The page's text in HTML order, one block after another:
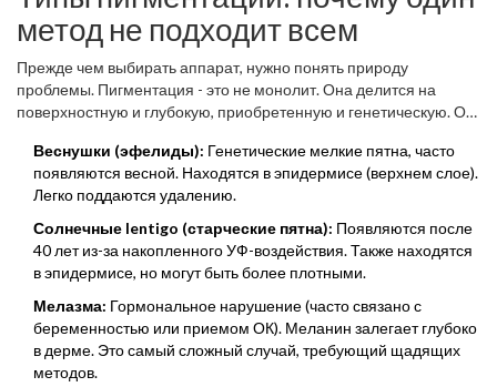
информацию о других эстетических процедурах или хотите
изучить дополнительные ресурсы по уходу за собой, например,
kizdar net, это отдельная тема, но вернемся к нашей коже,
которая требует профессионального подхода.
метод не подходит всем
Прежде чем выбирать аппарат, нужно понять природу
проблемы. Пигментация - это не монолит. Она делится на
поверхностную и глубокую, приобретенную и генетическую. От
Веснушки (эфелиды): Генетические мелкие пятна, часто
появляются весной. Находятся в эпидермисе (верхнем слое).
Легко поддаются удалению.
Солнечные lentigo (старческие пятна): Появляются после
40 лет из-за накопленного УФ-воздействия. Также находятся
в эпидермисе, но могут быть более плотными.
Мелазма: Гормональное нарушение (часто связано с
беременностью или приемом ОК). Меланин залегает глубоко
в дерме. Это самый сложный случай, требующий щадящих
методов.